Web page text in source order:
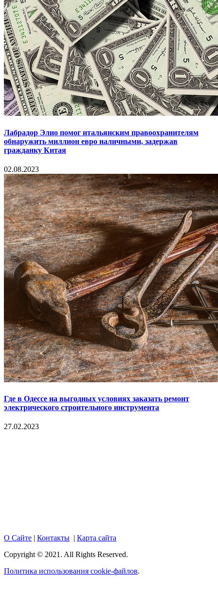
Лабрадор Элио помог итальянским правоохранителям
обнаружить миллион евро наличными, задержав
гражданку Китая
02.08.2023
Где в Одессе на выгодных условиях заказать ремонт
электрического строительного инструмента
27.02.2023
О Сайте | Контакты | Карта сайта
Copyright © 2021. All Rights Reserved.
Политика использования cookie-файлов.